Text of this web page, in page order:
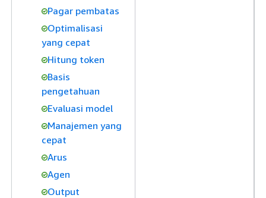
Pagar pembatas
Optimalisasi
yang cepat
Hitung token
Basis
pengetahuan
Evaluasi model
Manajemen yang
cepat
Arus
Agen
Output